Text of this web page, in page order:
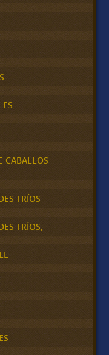
CABALLOS
TRÍOS
TRÍOS,